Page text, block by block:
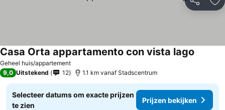
Delen
Geheel huis/appartement
Casa Orta appartamento con vista lago
9,0 Uitstekend 12 1.1 km vanaf Stadscentrum
Selecteer datums om exacte prijzen
te zien
Prijzen bekijken